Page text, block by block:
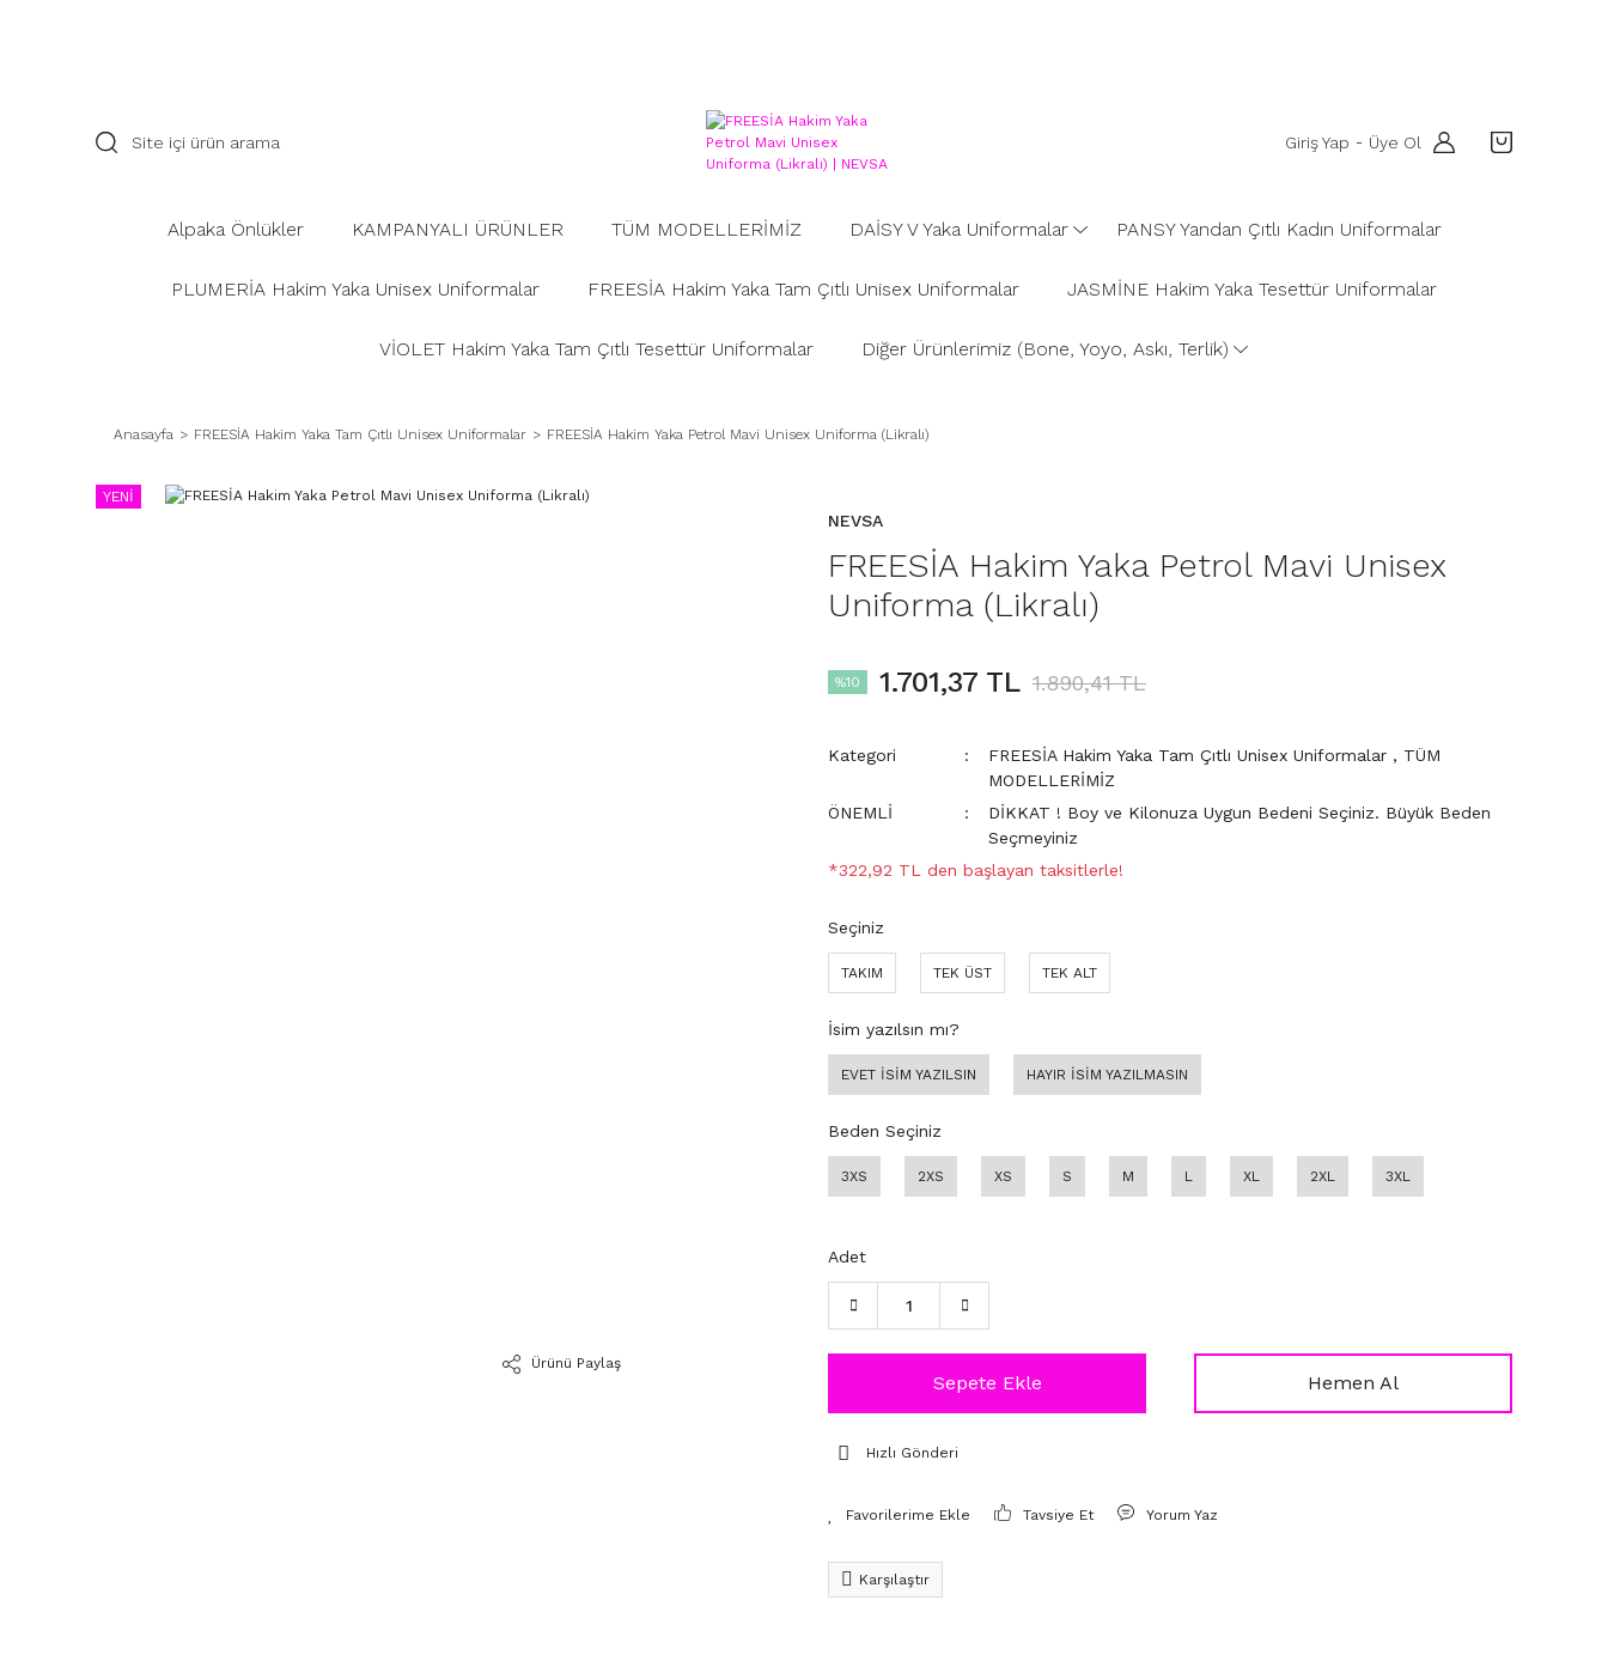
Giriş Yap - Üye Ol
Alpaka Önlükler KAMPANYALI ÜRÜNLER TÜM MODELLERİMİZ DAİSY V Yaka Uniformalar PANSY Yandan Çıtlı Kadın Uniformalar
PLUMERİA Hakim Yaka Unisex Uniformalar FREESİA Hakim Yaka Tam Çıtlı Unisex Uniformalar JASMİNE Hakim Yaka Tesettür Uniformalar
VİOLET Hakim Yaka Tam Çıtlı Tesettür Uniformalar Diğer Ürünlerimiz (Bone, Yoyo, Askı, Terlik)
Anasayfa FREESİA Hakim Yaka Tam Çıtlı Unisex Uniformalar FREESİA Hakim Yaka Petrol Mavi Unisex Uniforma (Likralı)
YENİ
Ürünü Paylaş
NEVSA
FREESİA Hakim Yaka Petrol Mavi Unisex
Uniforma (Likralı)
%10 1.701,37 TL 1.890,41 TL
Kategori FREESİA Hakim Yaka Tam Çıtlı Unisex Uniformalar , TÜM
MODELLERİMİZ
ÖNEMLİ
DİKKAT ! Boy ve Kilonuza Uygun Bedeni Seçiniz. Büyük Beden
Seçmeyiniz
*322,92 TL den başlayan taksitlerle!
Seçiniz
TAKIM TEK ÜST TEK ALT
İsim yazılsın mı?
EVET İSİM YAZILSIN HAYIR İSİM YAZILMASIN
Beden Seçiniz
3XS 2XS XS S M L XL 2XL 3XL
Adet
Sepete Ekle Hemen Al
Hızlı Gönderi
Tavsiye Et Yorum Yaz
Karşılaştır